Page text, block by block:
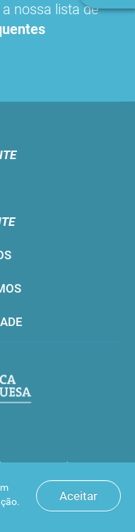
Aceitar
nossa lista de
reservados